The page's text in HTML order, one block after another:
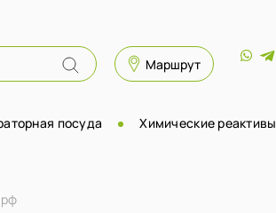
Маршрут
посуда Химические реактивы